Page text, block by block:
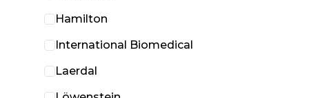
Hamilton
International Biomedical
Laerdal